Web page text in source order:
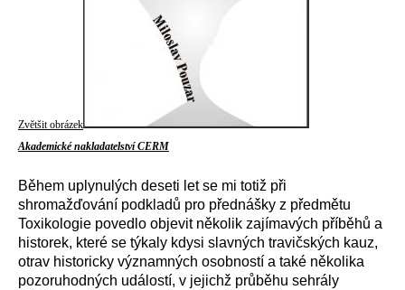
Zvětšit obrázek
Akademické nakladatelství CERM
Během uplynulých deseti let se mi totiž při
shromažďování podkladů pro přednášky z předmětu
Toxikologie povedlo objevit několik zajímavých příběhů a
historek, které se týkaly kdysi slavných travičských kauz,
otrav historicky významných osobností a také několika
pozoruhodných událostí, v jejichž průběhu sehrály